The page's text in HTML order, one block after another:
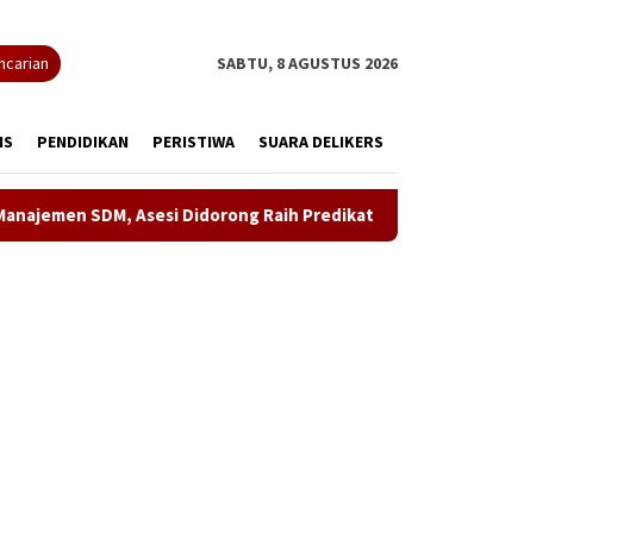
SABTU, 8 AGUSTUS 2026
PENDIDIKAN PERISTIWA SUARA DELIKERS
Didorong Raih Predikat Kompeten